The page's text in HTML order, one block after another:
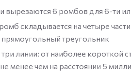
вырезаются 6 ромбов для 6-ти
складывается на четыре
прямоугольный треугольник
три линии: от наиболее короткой
менее чем на расстоянии 5